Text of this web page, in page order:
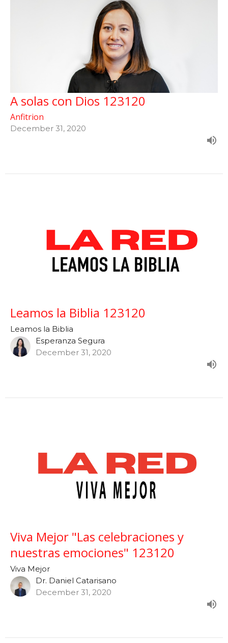
A solas con Dios 123120
Anfitrion
December 31, 2020
Leamos la Biblia 123120
Leamos la Biblia
Esperanza Segura
December 31, 2020
Viva Mejor "Las celebraciones y
nuestras emociones" 123120
Viva Mejor
Dr. Daniel Catarisano
December 31, 2020